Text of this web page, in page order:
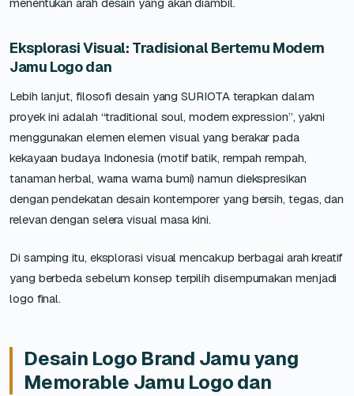
menentukan arah desain yang akan diambil.
Eksplorasi Visual: Tradisional Bertemu Modern
Jamu Logo dan
Lebih lanjut, filosofi desain yang SURIOTA terapkan dalam
proyek ini adalah “traditional soul, modern expression”, yakni
menggunakan elemen elemen visual yang berakar pada
kekayaan budaya Indonesia (motif batik, rempah rempah,
tanaman herbal, warna warna bumi) namun diekspresikan
dengan pendekatan desain kontemporer yang bersih, tegas, dan
relevan dengan selera visual masa kini.
Di samping itu, eksplorasi visual mencakup berbagai arah kreatif
yang berbeda sebelum konsep terpilih disempurnakan menjadi
logo final.
Desain Logo Brand Jamu yang
Memorable Jamu Logo dan